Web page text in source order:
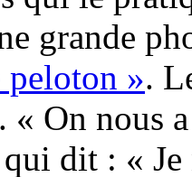
grande
peloton ».
« On nous
dit : «